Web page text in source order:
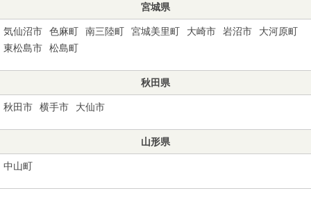
宮城県
気仙沼市 色麻町 南三陸町 宮城美里町 大崎市 岩沼市
大河原町
東松島市
松島町
秋田県
秋田市 横手市 大仙市
山形県
中山町